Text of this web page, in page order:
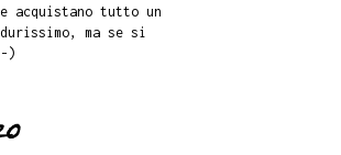
acquistano tutto un
ma se si
)